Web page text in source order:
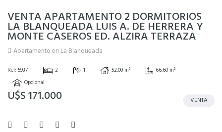
VENTA APARTAMENTO 2 DORMITORIOS
LA BLANQUEADA LUIS A. DE HERRERA Y
MONTE CASEROS ED. ALZIRA TERRAZA
Apartamento en La Blanqueada
Ref: 5937 2 1 52,00 m²
66,60 m²
Opcional
U$S 171.000 VENTA